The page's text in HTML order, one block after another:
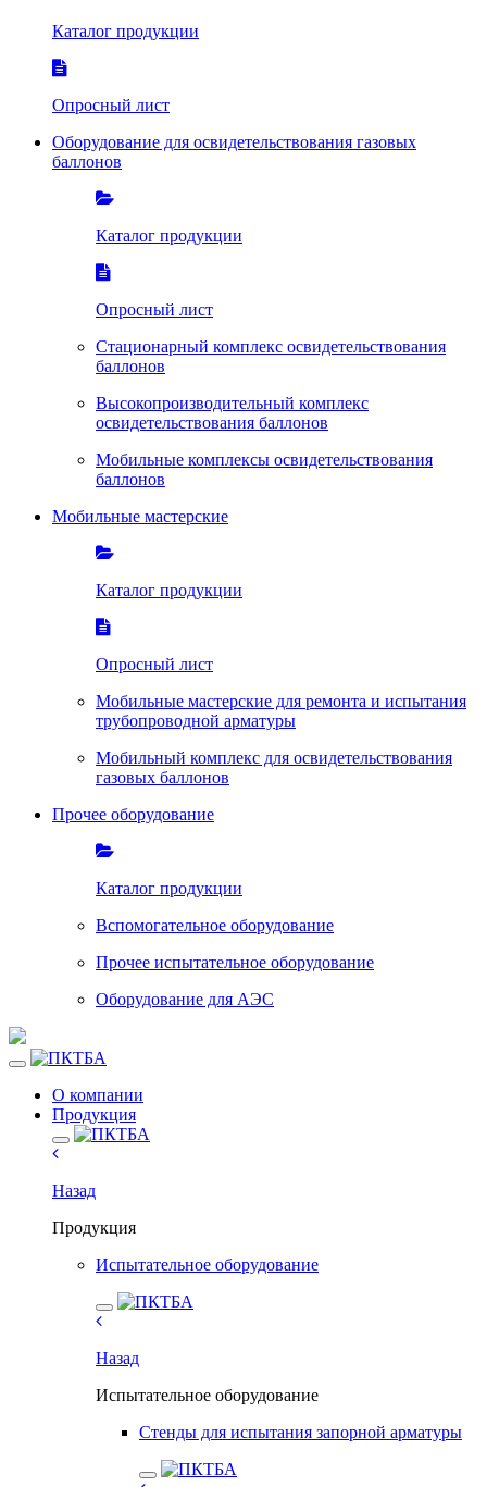
Каталог продукции
Опросный лист
Оборудование для освидетельствования газовых
баллонов
Каталог продукции
Опросный лист
Стационарный комплекс освидетельствования
баллонов
Высокопроизводительный комплекс
освидетельствования баллонов
Мобильные комплексы освидетельствования
баллонов
Мобильные мастерские
Каталог продукции
Опросный лист
Мобильные мастерские для ремонта и испытания
трубопроводной арматуры
Мобильный комплекс для освидетельствования
газовых баллонов
Прочее оборудование
Каталог продукции
Вспомогательное оборудование
Прочее испытательное оборудование
Оборудование для АЭС
О компании
Продукция
Назад
Продукция
Испытательное оборудование
Назад
Испытательное оборудование
Стенды для испытания запорной арматуры